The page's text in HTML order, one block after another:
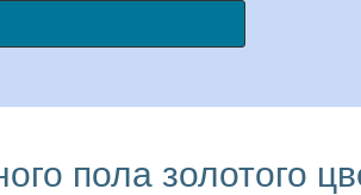
пола золотого